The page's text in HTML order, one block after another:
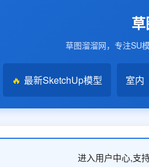
草图溜溜网，专注SU
🔥 最新SketchUp模型 室内
进入用户中心,支